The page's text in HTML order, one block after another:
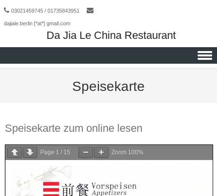
03021459745 / 01735843951
dajiale.berlin [*at*] gmail.com
Da Jia Le China Restaurant
Skip to content
Speisekarte
Speisekarte zum online lesen
Page 1 / 15 Zoom 100%